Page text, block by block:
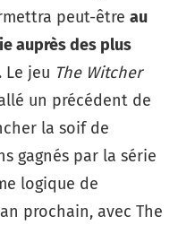
peut-être au
auprès des plus
. Le jeu The Witcher
un précédent de
la soif de
gagnés par la série
logique de
prochain, avec The